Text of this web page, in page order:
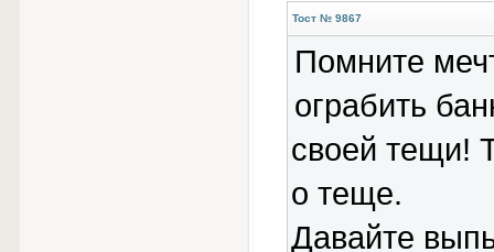
Тост № 9867
Помните
огpабить
своей тещи!
о теще.
Давайте